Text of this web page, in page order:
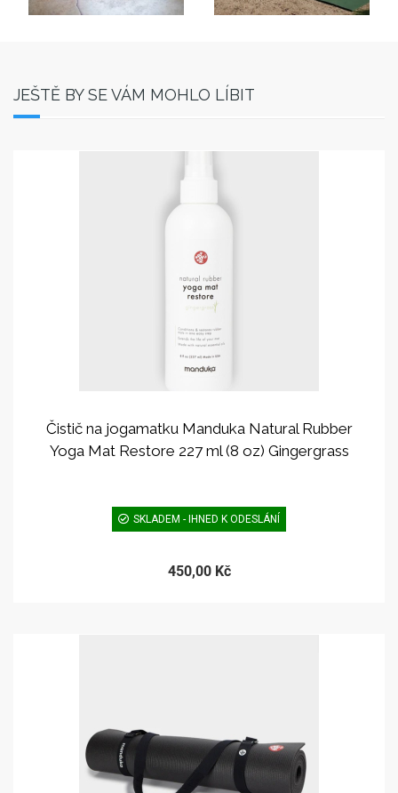
JEŠTĚ BY SE VÁM MOHLO LÍBIT
Čistič na jogamatku Manduka Natural Rubber
Yoga Mat Restore 227 ml (8 oz) Gingergrass
SKLADEM - IHNED K ODESLÁNÍ
450,00 Kč